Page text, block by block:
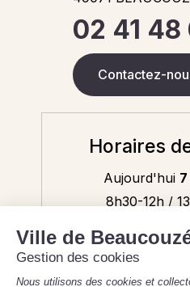
02 41 48
Contactez-
Horaires
Aujourd'hui
8h30-12h /